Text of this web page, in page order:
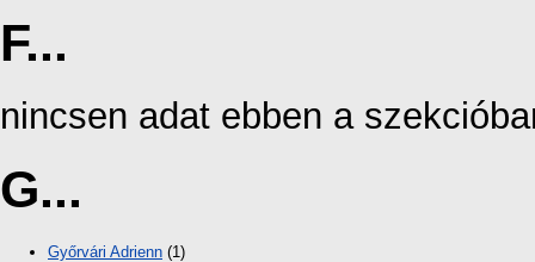
F...
nincsen adat ebben a
G...
Győrvári Adrienn (1)